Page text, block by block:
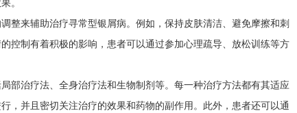
整来辅助治疗寻常型银屑病。例如，保持皮肤清洁、避免摩擦和刺
控制有着积极的影响，患者可以通过参加心理疏导、放松训练等方
部治疗法、全身治疗法和生物制剂等。每一种治疗方法都有其适应
，并且密切关注治疗的效果和药物的副作用。此外，患者还可以通